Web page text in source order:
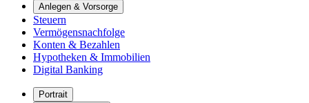
Anlegen & Vorsorge
Steuern
Vermögensnachfolge
Konten & Bezahlen
Hypotheken & Immobilien
Digital Banking
Portrait